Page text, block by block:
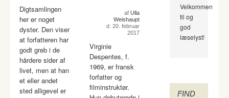
Digtsamlingen
her er noget
dyster. Den viser
at forfatteren har
godt greb i de
hårdere sider af
livet, men at han
et eller andet
sted alligevel er
af Ulla
Weishaupt
d. 20. februar
2017
Virginie
Despentes, f.
1969, er fransk
forfatter og
filminstruktør.
Velkommen
til og
god
læselyst!
FIND